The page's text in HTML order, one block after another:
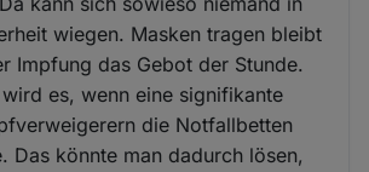
wiegen. Masken tragen bleibt
Impfung das Gebot der Stunde.
es, wenn eine signifikante
die Notfallbetten
Das könnte man dadurch lösen,